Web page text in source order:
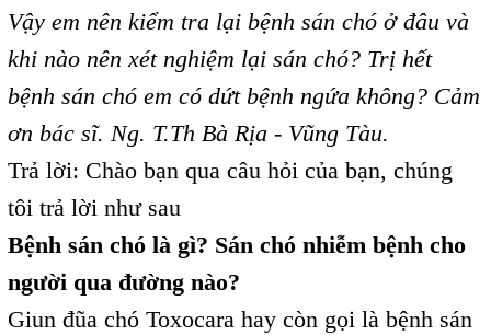
Vậy em nên kiểm tra lại bệnh sán chó ở đâu và
khi nào nên xét nghiệm lại sán chó? Trị hết
bệnh sán chó em có dứt bệnh ngứa không? Cảm
ơn bác sĩ. Ng. T.Th Bà Rịa - Vũng Tàu.
Trả lời: Chào bạn qua câu hỏi của bạn, chúng
tôi trả lời như sau
Bệnh sán chó là gì? Sán chó nhiễm bệnh cho
người qua đường nào?
Giun đũa chó Toxocara hay còn gọi là bệnh sán